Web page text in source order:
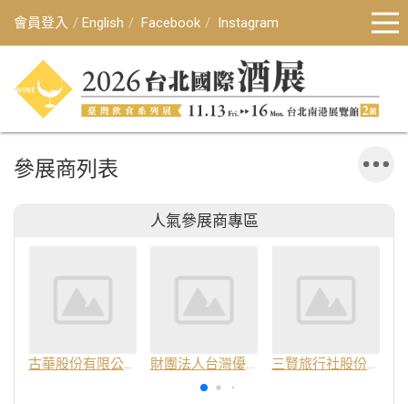
會員登入 English Facebook Instagram
參展商列表
人氣參展商專區
古華股份有限公司 財團法人台灣優良農產品發展協會 三賢旅行社股份有限公司